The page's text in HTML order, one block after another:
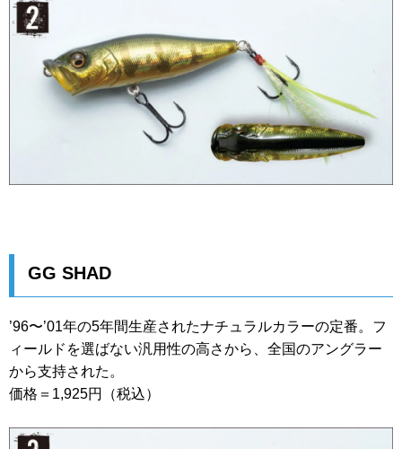
GG SHAD
’96〜’01年の5年間生産されたナチュラルカラーの定番。フ
ィールドを選ばない汎用性の高さから、全国のアングラー
から支持された。
価格＝1,925円（税込）